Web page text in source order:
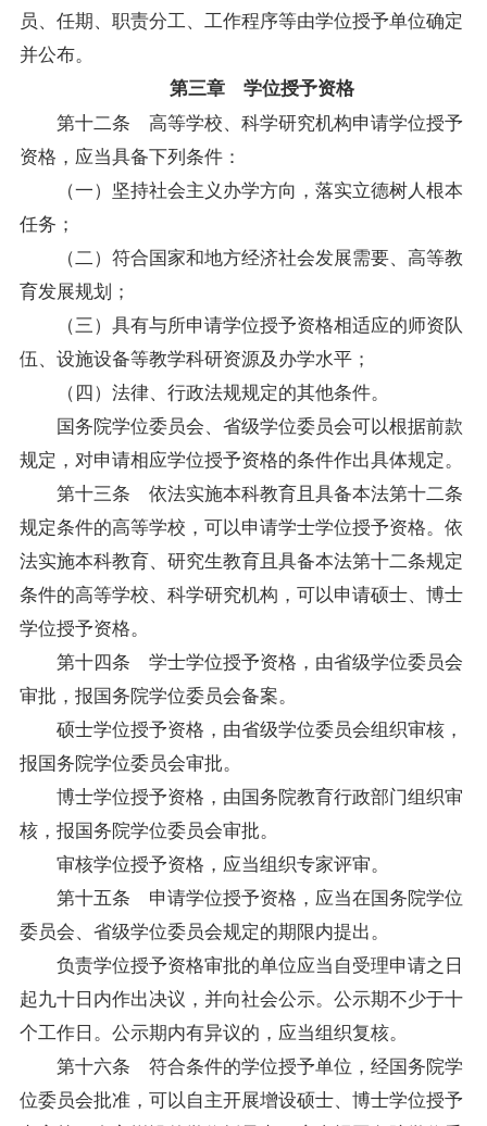
员、任期、职责分工、工作程序等由学位授予单位确定
并公布。
第三章 学位授予资格
第十二条 高等学校、科学研究机构申请学位授予
资格，应当具备下列条件：
（一）坚持社会主义办学方向，落实立德树人根本
任务；
（二）符合国家和地方经济社会发展需要、高等教
育发展规划；
（三）具有与所申请学位授予资格相适应的师资队
伍、设施设备等教学科研资源及办学水平；
（四）法律、行政法规规定的其他条件。
国务院学位委员会、省级学位委员会可以根据前款
规定，对申请相应学位授予资格的条件作出具体规定。
第十三条 依法实施本科教育且具备本法第十二条
规定条件的高等学校，可以申请学士学位授予资格。依
法实施本科教育、研究生教育且具备本法第十二条规定
条件的高等学校、科学研究机构，可以申请硕士、博士
学位授予资格。
第十四条 学士学位授予资格，由省级学位委员会
审批，报国务院学位委员会备案。
硕士学位授予资格，由省级学位委员会组织审核，
报国务院学位委员会审批。
博士学位授予资格，由国务院教育行政部门组织审
核，报国务院学位委员会审批。
审核学位授予资格，应当组织专家评审。
第十五条 申请学位授予资格，应当在国务院学位
委员会、省级学位委员会规定的期限内提出。
负责学位授予资格审批的单位应当自受理申请之日
起九十日内作出决议，并向社会公示。公示期不少于十
个工作日。公示期内有异议的，应当组织复核。
第十六条 符合条件的学位授予单位，经国务院学
位委员会批准，可以自主开展增设硕士、博士学位授予